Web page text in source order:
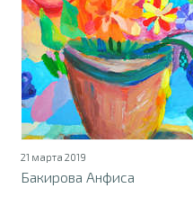
21 марта 2019
Бакирова Анфиса